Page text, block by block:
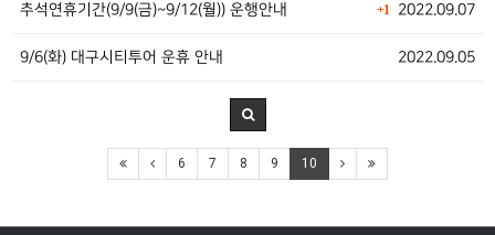
+12022.09.07
추석연휴기간(9/9(금)~9/12(월)) 운행안내
2022.09.05
9/6(화) 대구시티투어 운휴 안내
6 7 8 9 10